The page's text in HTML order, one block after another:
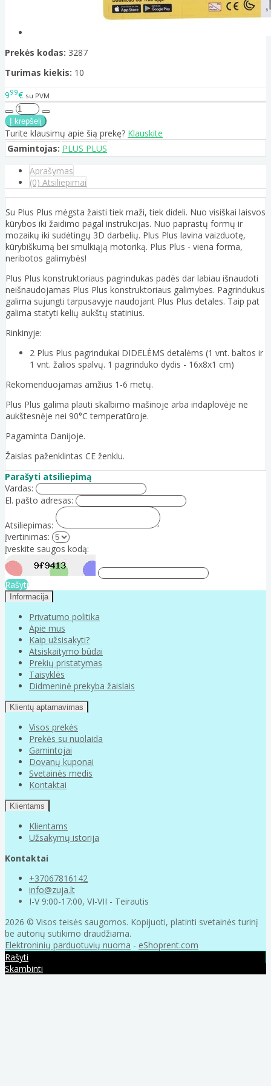
Prekės kodas: 3287
Turimas kiekis: 10
999€ su PVM
Turite klausimų apie šią prekę? Klauskite
Gamintojas: PLUS PLUS
Aprašymas
(0) Atsiliepimai
Su Plus Plus mėgsta žaisti tiek maži, tiek dideli. Nuo visiškai laisvos
kūrybos iki žaidimo pagal instrukcijas. Nuo paprastų formų ir
mozaikų iki sudėtingų 3D darbelių. Plus Plus lavina vaizduotę,
kūrybiškumą bei smulkiąją motoriką. Plus Plus - viena forma,
neribotos galimybės!
Plus Plus konstruktoriaus pagrindukas padės dar labiau išnaudoti
neišnaudojamas Plus Plus konstruktoriaus galimybes. Pagrindukus
galima sujungti tarpusavyje naudojant Plus Plus detales. Taip pat
galima statyti kelių aukštų statinius.
Rinkinyje:
2 Plus Plus pagrindukai DIDELĖMS detalėms (1 vnt. baltos ir
1 vnt. žalios spalvų. 1 pagrinduko dydis - 16x8x1 cm)
Rekomenduojamas amžius 1-6 metų.
Plus Plus galima plauti skalbimo mašinoje arba indaplovėje ne
aukštesnėje nei 90°C temperatūroje.
Pagaminta Danijoje.
Žaislas paženklintas CE ženklu.
Parašyti atsiliepimą
Vardas:
El. pašto adresas:
Atsiliepimas:
Įvertinimas:
Įveskite saugos kodą:
Rašyti
Informacija
Privatumo politika
Apie mus
Kaip užsisakyti?
Atsiskaitymo būdai
Prekių pristatymas
Taisyklės
Didmeninė prekyba žaislais
Klientų aptarnavimas
Visos prekės
Prekės su nuolaida
Gamintojai
Dovanų kuponai
Svetainės medis
Kontaktai
Klientams
Klientams
Užsakymų istorija
Kontaktai
+37067816142
info@zuja.lt
I-V 9:00-17:00, VI-VII - Teirautis
2026 © Visos teisės saugomos. Kopijuoti, platinti svetainės turinį
be autorių sutikimo draudžiama.
Elektroninių parduotuvių nuoma - eShoprent.com
Rašyti
Skambinti